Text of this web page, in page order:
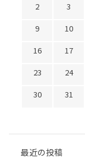
2
3
9
10
16
17
23
24
30
31
最近の投稿